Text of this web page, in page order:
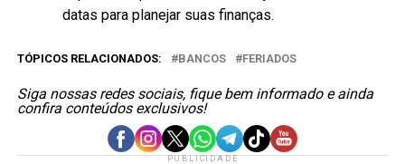
datas para planejar suas finanças.
TÓPICOS RELACIONADOS: BANCOS FERIADOS
Siga nossas redes sociais, fique bem informado e ainda
confira conteúdos exclusivos!
PUBLICIDADE